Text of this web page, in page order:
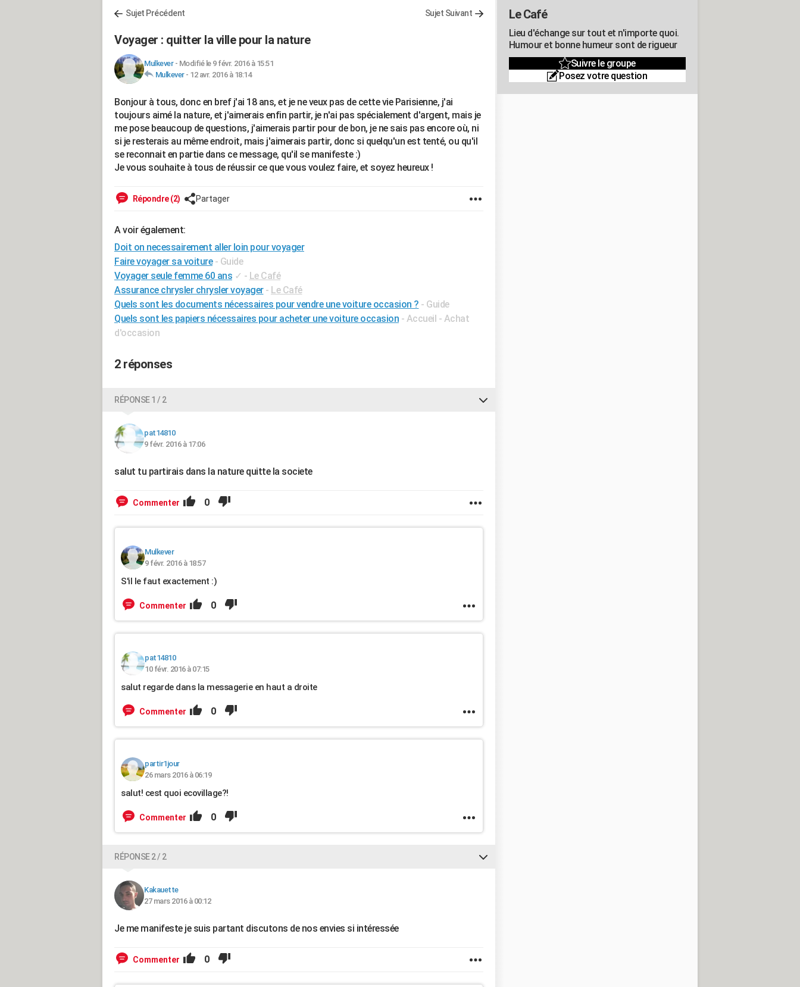
Sujet Précédent Sujet Suivant
Voyager : quitter la ville pour la nature
Mulkever- Modifié le 9 févr. 2016 à 15:51
Mulkever- 12 avr. 2016 à 18:14
Bonjour à tous, donc en bref j'ai 18 ans, et je ne veux pas de cette vie Parisienne, j'ai
toujours aimé la nature, et j'aimerais enfin partir, je n'ai pas spécialement d'argent, mais je
me pose beaucoup de questions, j'aimerais partir pour de bon, je ne sais pas encore où, ni
si je resterais au même endroit, mais j'aimerais partir, donc si quelqu'un est tenté, ou qu'il
se reconnait en partie dans ce message, qu'il se manifeste :)
Je vous souhaite à tous de réussir ce que vous voulez faire, et soyez heureux !
Répondre (2) Partager
A voir également:
Doit on necessairement aller loin pour voyager
Faire voyager sa voiture - Guide
Voyager seule femme 60 ans ✓ - Le Café
Assurance chrysler chrysler voyager - Le Café
Quels sont les documents nécessaires pour vendre une voiture occasion ? - Guide
Quels sont les papiers nécessaires pour acheter une voiture occasion - Accueil - Achat
d'occasion
2 réponses
RÉPONSE 1 / 2
pat14810
9 févr. 2016 à 17:06
salut tu partirais dans la nature quitte la societe
Commenter 0
Mulkever
9 févr. 2016 à 18:57
S'il le faut exactement :)
Commenter 0
pat14810
10 févr. 2016 à 07:15
salut regarde dans la messagerie en haut a droite
Commenter 0
partir1jour
26 mars 2016 à 06:19
salut! cest quoi ecovillage?!
Commenter 0
RÉPONSE 2 / 2
Kakauette
27 mars 2016 à 00:12
Je me manifeste je suis partant discutons de nos envies si intéressée
Commenter 0
Le Café
Lieu d'échange sur tout et n'importe quoi.
Humour et bonne humeur sont de rigueur
Suivre le groupe
Posez votre question